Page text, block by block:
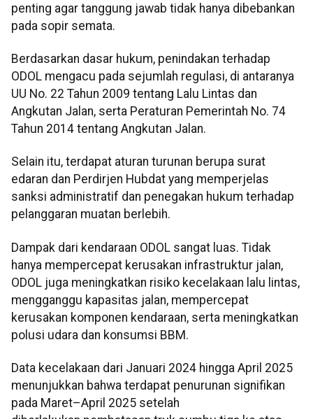
penting agar tanggung jawab tidak hanya dibebankan
pada sopir semata.
Berdasarkan dasar hukum, penindakan terhadap
ODOL mengacu pada sejumlah regulasi, di antaranya
UU No. 22 Tahun 2009 tentang Lalu Lintas dan
Angkutan Jalan, serta Peraturan Pemerintah No. 74
Tahun 2014 tentang Angkutan Jalan.
Selain itu, terdapat aturan turunan berupa surat
edaran dan Perdirjen Hubdat yang memperjelas
sanksi administratif dan penegakan hukum terhadap
pelanggaran muatan berlebih.
Dampak dari kendaraan ODOL sangat luas. Tidak
hanya mempercepat kerusakan infrastruktur jalan,
ODOL juga meningkatkan risiko kecelakaan lalu lintas,
mengganggu kapasitas jalan, mempercepat
kerusakan komponen kendaraan, serta meningkatkan
polusi udara dan konsumsi BBM.
Data kecelakaan dari Januari 2024 hingga April 2025
menunjukkan bahwa terdapat penurunan signifikan
pada Maret–April 2025 setelah